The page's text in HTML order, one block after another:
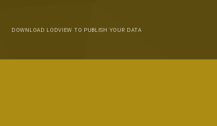
DOWNLOAD LODVIEW TO PUBLISH YOUR DATA